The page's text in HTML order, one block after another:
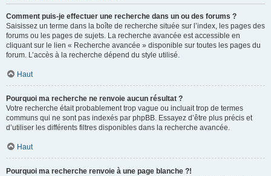
Comment puis-je effectuer une recherche dans un ou des forums ?
Saisissez un terme dans la boîte de recherche située sur l’index, les pages des
forums ou les pages de sujets. La recherche avancée est accessible en
cliquant sur le lien « Recherche avancée » disponible sur toutes les pages du
forum. L’accès à la recherche dépend du style utilisé.
Haut
Pourquoi ma recherche ne renvoie aucun résultat ?
Votre recherche était probablement trop vague ou incluait trop de termes
communs qui ne sont pas indexés par phpBB. Essayez d’être plus précis et
d’utiliser les différents filtres disponibles dans la recherche avancée.
Haut
Pourquoi ma recherche renvoie à une page blanche ?!